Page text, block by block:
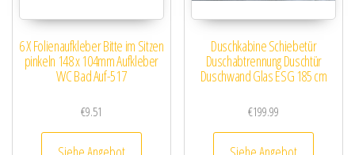
6 X Folienaufkleber Bitte im Sitzen
pinkeln 148 x 104mm Aufkleber
WC Bad Auf-517
€9.51
Duschkabine Schiebetür
Duschabtrennung Duschtür
Duschwand Glas ESG 185 cm
€199.99